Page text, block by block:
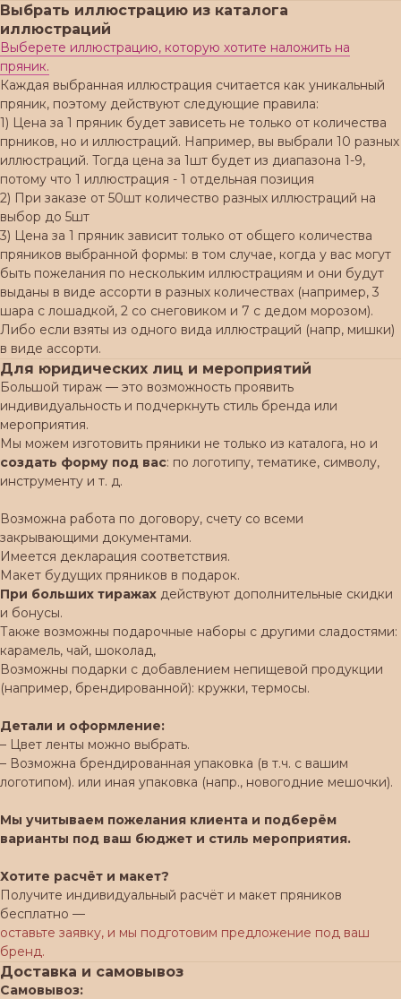
Выбрать иллюстрацию из каталога
иллюстраций
Выберете иллюстрацию, которую хотите наложить на
пряник.
Каждая выбранная иллюстрация считается как уникальный
пряник, поэтому действуют следующие правила:
1) Цена за 1 пряник будет зависеть не только от количества
прников, но и иллюстраций. Например, вы выбрали 10 разных
иллюстраций. Тогда цена за 1шт будет из диапазона 1-9,
потому что 1 иллюстрация - 1 отдельная позиция
2) При заказе от 50шт количество разных иллюстраций на
выбор до 5шт
3) Цена за 1 пряник зависит только от общего количества
пряников выбранной формы: в том случае, когда у вас могут
быть пожелания по нескольким иллюстрациям и они будут
выданы в виде ассорти в разных количествах (например, 3
шара с лошадкой, 2 со снеговиком и 7 с дедом морозом).
Либо если взяты из одного вида иллюстраций (напр, мишки)
в виде ассорти.
Для юридических лиц и мероприятий
Большой тираж — это возможность проявить
индивидуальность и подчеркнуть стиль бренда или
мероприятия.
Мы можем изготовить пряники не только из каталога, но и
создать форму под вас: по логотипу, тематике, символу,
инструменту и т. д.
Возможна работа по договору, счету со всеми
закрывающими документами.
Имеется декларация соответствия.
Макет будущих пряников в подарок.
При больших тиражах действуют дополнительные скидки
и бонусы.
Также возможны подарочные наборы с другими сладостями:
карамель, чай, шоколад,
Возможны подарки с добавлением непищевой продукции
(например, брендированной): кружки, термосы.
Детали и оформление:
– Цвет ленты можно выбрать.
– Возможна брендированная упаковка (в т.ч. с вашим
логотипом). или иная упаковка (напр., новогодние мешочки).
Мы учитываем пожелания клиента и подберём
варианты под ваш бюджет и стиль мероприятия.
Хотите расчёт и макет?
Получите индивидуальный расчёт и макет пряников
бесплатно —
оставьте заявку, и мы подготовим предложение под ваш
бренд.
Доставка и самовывоз
Самовывоз: